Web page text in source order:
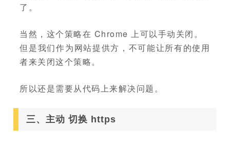
了。
当然，这个策略在 Chrome 上可以手动关闭。
但是我们作为网站提供方，不可能让所有的使用
者来关闭这个策略。
所以还是需要从代码上来解决问题。
三、主动 切换 https